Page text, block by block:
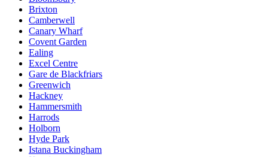
Brixton
Camberwell
Canary Wharf
Covent Garden
Ealing
Excel Centre
Gare de Blackfriars
Greenwich
Hackney
Hammersmith
Harrods
Holborn
Hyde Park
Istana Buckingham